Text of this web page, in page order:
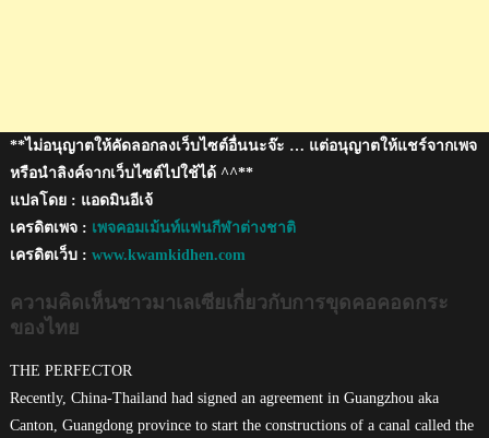
**ไม่อนุญาตให้คัดลอกลงเว็บไซต์อื่นนะจ๊ะ … แต่อนุญาตให้แชร์จากเพจ
หรือนำลิงค์จากเว็บไซต์ไปใช้ได้ ^^**
แปลโดย : แอดมินอีเจ้
เครดิตเพจ : เพจคอมเม้นท์แฟนกีฬาต่างชาติ
เครดิตเว็บ : www.kwamkidhen.com
ความคิดเห็นชาวมาเลเซียเกี่ยวกับการขุดคอคอดกระ
ของไทย
THE PERFECTOR
Recently, China-Thailand had signed an agreement in Guangzhou aka
Canton, Guangdong province to start the constructions of a canal called the